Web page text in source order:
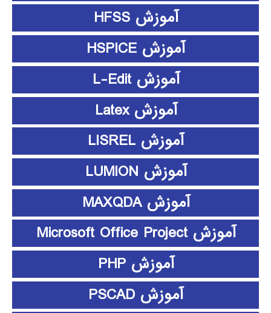
آموزش HFSS
آموزش HSPICE
آموزش L-Edit
آموزش Latex
آموزش LISREL
آموزش LUMION
آموزش MAXQDA
آموزش Microsoft Office Project
آموزش PHP
آموزش PSCAD